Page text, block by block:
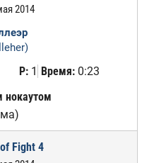
2014
Р:1 Время:0:23
нокаутом
Fight 4